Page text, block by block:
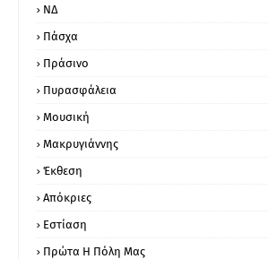
ΝΔ
Πάσχα
Πράσινο
Πυρασφάλεια
Μουσική
Μακρυγιάννης
Έκθεση
Απόκριες
Εστίαση
Πρώτα Η Πόλη Μας